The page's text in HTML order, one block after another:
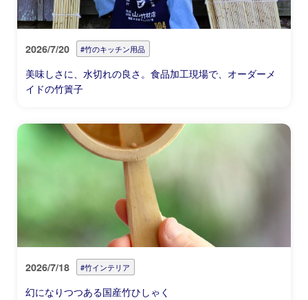
2026/7/20 #竹のキッチン用品
美味しさに、水切れの良さ。食品加工現場で、オーダーメ
イドの竹簀子
2026/7/18 #竹インテリア
幻になりつつある国産竹ひしゃく